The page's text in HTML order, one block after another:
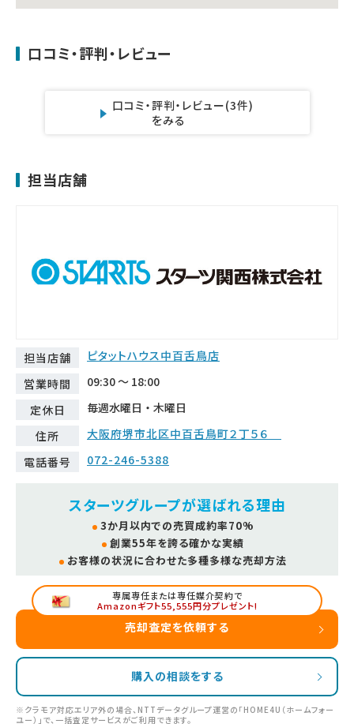
口コミ・評判・レビュー
口コミ・評判・レビュー
をみる
(3件)
担当店舗
担当店舗
ピタットハウス中百舌鳥店
営業時間
09:30 ～ 18:00
定休日
毎週水曜日・木曜日
住所
大阪府堺市北区中百舌鳥町２丁５６
電話番号
072-246-5388
スターツグループが選ばれる理由
3か月以内での売買成約率70%
創業55年を誇る確かな実績
お客様の状況に合わせた多種多様な売却方法
専属専任または専任媒介契約で
Amazonギフト55,555円分プレゼント!
売却査定を依頼する
購入の相談をする
※クラモア対応エリア外の場合、NTTデータグループ運営の「HOME4U（ホームフォー
ユー）」で、一括査定サービスがご利用できます。